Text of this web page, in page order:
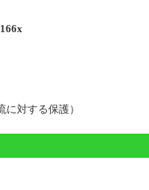
対する保護）